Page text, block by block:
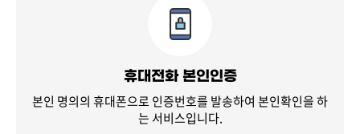
휴대전화 본인인증
본인 명의의 휴대폰으로 인증번호를 발송하여 본인확인을 하
는 서비스입니다.